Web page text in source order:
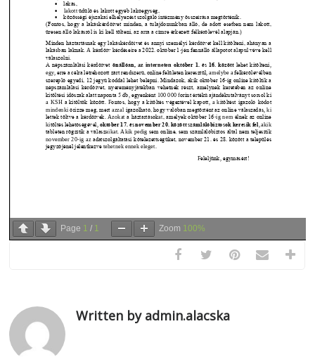
Page 1 / 1 Zoom 100%
Written by admin.alacska